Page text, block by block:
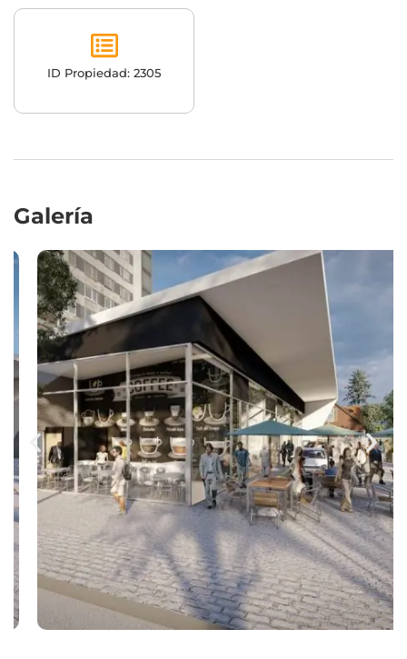
ID Propiedad: 2305
Galería